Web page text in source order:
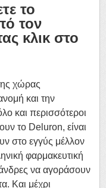
το
τον
κλικ στο
χώρας
και την
και περισσότεροι
το Deluron, είναι
στο εγγύς μέλλον
φαρμακευτική
να αγοράσουν
Και μέχρι